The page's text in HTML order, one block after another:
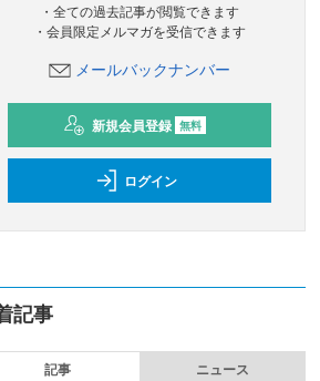
・全ての過去記事が閲覧できます
・会員限定メルマガを受信できます
メールバックナンバー
新規会員登録 無料
ログイン
記事
記事 ニュース